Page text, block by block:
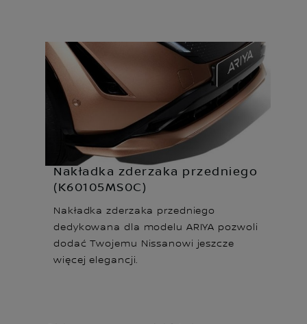
Nakładka zderzaka przedniego
(K60105MS0C)
Nakładka zderzaka przedniego
dedykowana dla modelu ARIYA pozwoli
dodać Twojemu Nissanowi jeszcze
więcej elegancji.